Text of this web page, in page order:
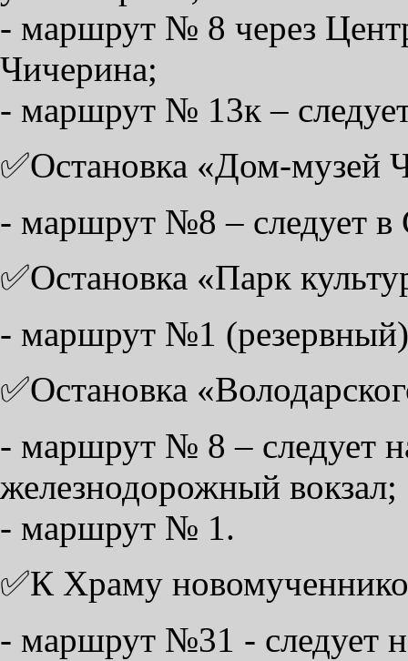
- маршрут № 8 через
Чичерина;
- маршрут № 13к –
✅Остановка «Дом-музей
- маршрут №8 – следует в
✅Остановка «Парк
- маршрут №1
✅Остановка
- маршрут № 8 – следует
железнодорожный вокзал;
- маршрут № 1.
✅К Храму
- маршрут №31 - следует